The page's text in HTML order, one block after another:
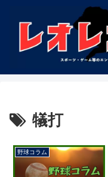
犠打
野球コラム